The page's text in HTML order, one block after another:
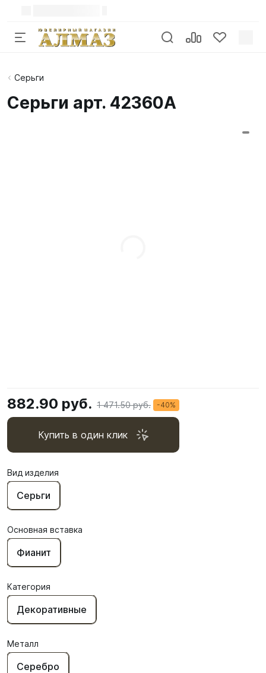
Серьги
Серьги арт. 42360А
882.90 руб. 1 471.50 руб. -40%
Купить в один клик
Вид изделия
Серьги
Основная вставка
Фианит
Категория
Декоративные
Металл
Серебро